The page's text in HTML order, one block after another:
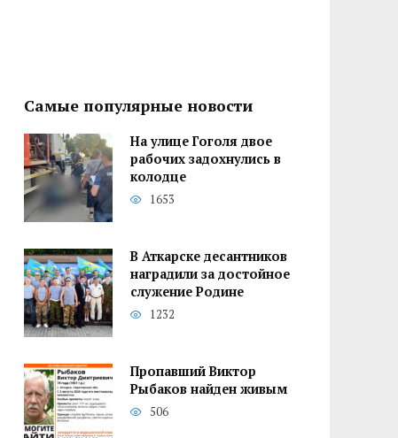
Самые популярные новости
На улице Гоголя двое
рабочих задохнулись в
колодце
1653
В Аткарске десантников
наградили за достойное
служение Родине
1232
Пропавший Виктор
Рыбаков найден живым
506